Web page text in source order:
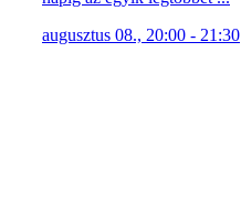
augusztus 08., 20:00 - 21:30